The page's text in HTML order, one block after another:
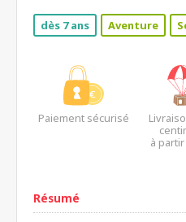
dès 7 ans Aventure
Paiement sécurisé
à
Résumé